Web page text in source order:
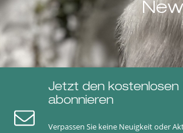
Jetzt den
abonnieren
Verpassen Sie keine Neuigkeit oder